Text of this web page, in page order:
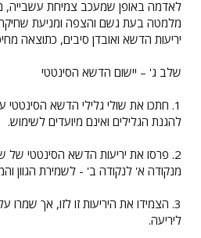
לאדמה באופן שמעכב צמיחת
מלמטה בעת גשם והצפה ומניעת
יריעות הדשא ואובדן סיבים, כתוצאה
שלב ג' – יישום הדשא הסינטטי
1. חתכו את שולי גלילי הדשא הסינטטי
להגנת הגלילים ואינם מיועדים לשימוש.
2. פרסו את יריעות הדשא הסינטטי של
מנקודה א' לנקודה ב' - לשמירת הגוון
ליריעה.